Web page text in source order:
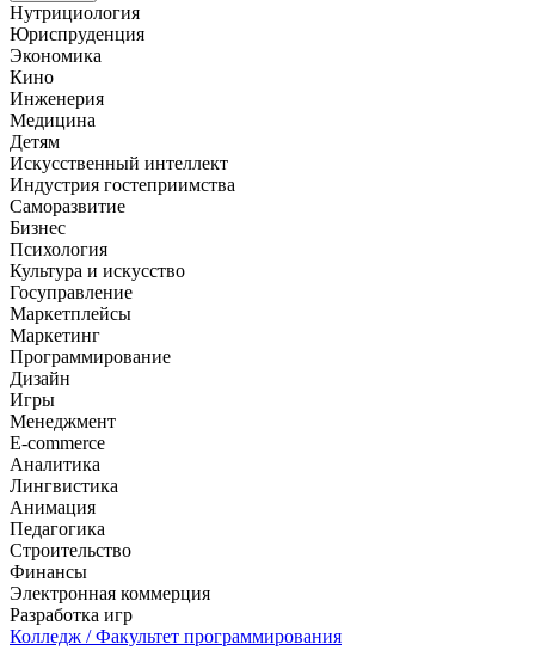
Нутрициология
Юриспруденция
Экономика
Кино
Инженерия
Медицина
Детям
Искусственный интеллект
Индустрия гостеприимства
Саморазвитие
Бизнес
Психология
Культура и искусство
Госуправление
Маркетплейсы
Маркетинг
Программирование
Дизайн
Игры
Менеджмент
E-commerce
Аналитика
Лингвистика
Анимация
Педагогика
Строительство
Финансы
Электронная коммерция
Разработка игр
Колледж / Факультет программирования